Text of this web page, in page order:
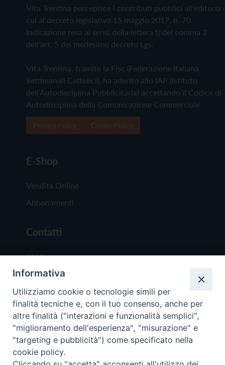
Vita Trentina percepisce i contributi pubblici all'editoria
cui al decreto legislativo 15 maggio 2017, n. 70.
Indicazione resa ai sensi della lettera f) del comma 2
dell'art. 5 del medesimo decreto Lgs.
Vita Trentina, tramite la Fisc (Federazione Italiana
Settimanali Cattolici), ha aderito allo IAP (Istituto
dell'Autodisciplina Pubblicitaria) accettando il Codice di
Autodisciplina della Comunicazione Commerciale
E-Shop
Vendita Online
Abbonamenti
Contatti
Chi Siamo
Redazione
Scrivici
Copyright © 2019 - Tutti i diritti riservati - Vita
Informativa
Utilizziamo cookie o tecnologie simili per
finalità tecniche e, con il tuo consenso, anche per
altre finalità ("interazioni e funzionalità semplici",
"miglioramento dell'esperienza", "misurazione" e
"targeting e pubblicità") come specificato nella
cookie policy.